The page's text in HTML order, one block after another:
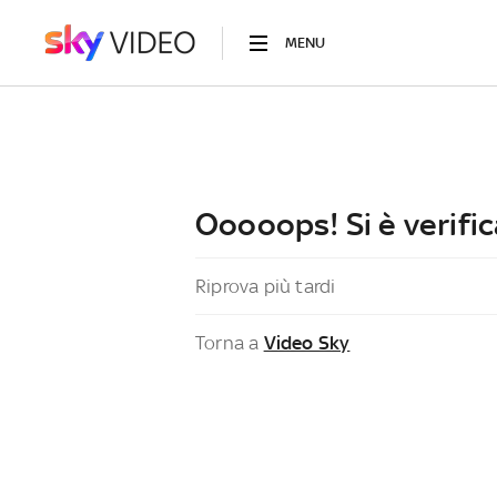
MENU
Ooooops! Si è
Riprova più tardi
Torna a Video Sky